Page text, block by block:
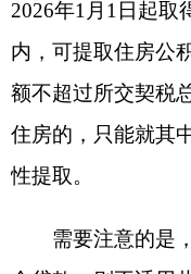
地州市政府
省区市政府
主办：克孜勒苏柯尔克孜自
新公网安备